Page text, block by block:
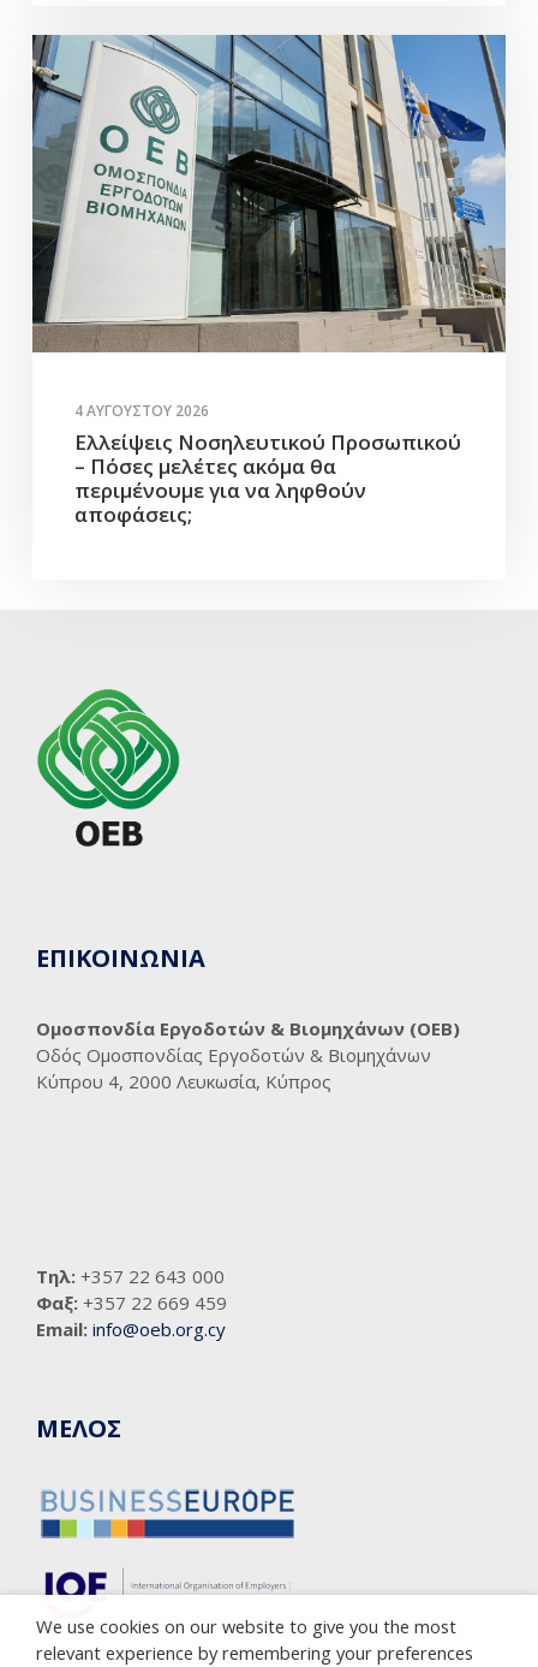
4 ΑΥΓΟΎΣΤΟΥ 2026
Ελλείψεις Νοσηλευτικού Προσωπικού
– Πόσες μελέτες ακόμα θα
περιμένουμε για να ληφθούν
αποφάσεις;
ΕΠΙΚΟΙΝΩΝΙΑ
Ομοσπονδία Εργοδοτών & Βιομηχάνων (ΟΕΒ)
Οδός Ομοσπονδίας Εργοδοτών & Βιομηχάνων
Κύπρου 4, 2000 Λευκωσία, Κύπρος
Τηλ: +357 22 643 000
Φαξ: +357 22 669 459
Email: info@oeb.org.cy
ΜΕΛΟΣ
We use cookies on our website to give you the most
relevant experience by remembering your preferences